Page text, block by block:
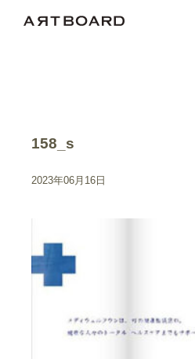
158_s
2023年06月16日